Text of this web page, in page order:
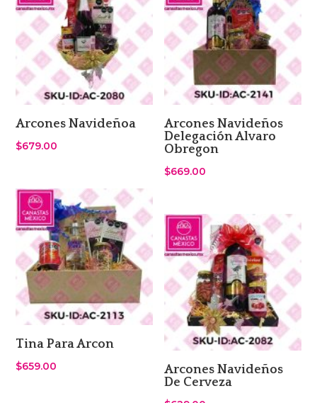
Arcones Navideñoa
$679.00
Arcones Navideños
Delegación Alvaro
Obregon
$669.00
Tina Para Arcon
$659.00
Arcones Navideños
De Cerveza